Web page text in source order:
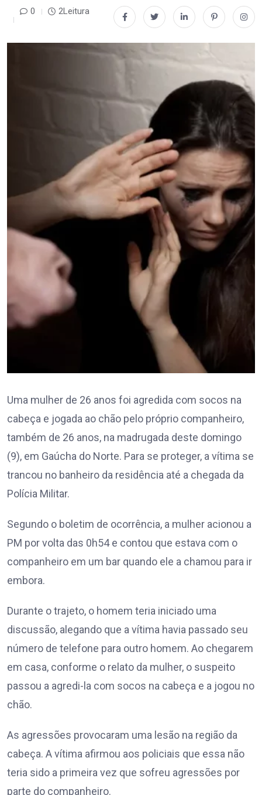
0 2Leitura
Uma mulher de 26 anos foi agredida com socos na
cabeça e jogada ao chão pelo próprio companheiro,
também de 26 anos, na madrugada deste domingo
(9), em Gaúcha do Norte. Para se proteger, a vítima se
trancou no banheiro da residência até a chegada da
Polícia Militar.
Segundo o boletim de ocorrência, a mulher acionou a
PM por volta das 0h54 e contou que estava com o
companheiro em um bar quando ele a chamou para ir
embora.
Durante o trajeto, o homem teria iniciado uma
discussão, alegando que a vítima havia passado seu
número de telefone para outro homem. Ao chegarem
em casa, conforme o relato da mulher, o suspeito
passou a agredi-la com socos na cabeça e a jogou no
chão.
As agressões provocaram uma lesão na região da
cabeça. A vítima afirmou aos policiais que essa não
teria sido a primeira vez que sofreu agressões por
parte do companheiro.